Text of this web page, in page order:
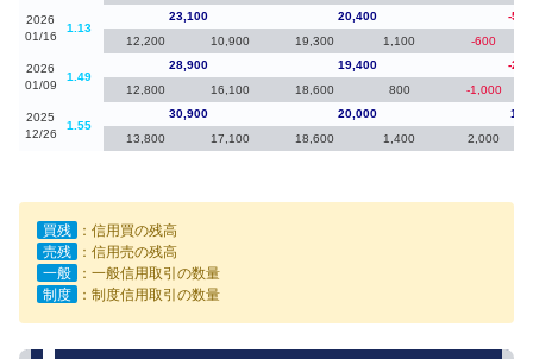
2026
01/16
1.13
23,100 20,400
-
12,200
10,900 19,300 1,100 -600
2026
01/09
1.49
28,900 19,400
-
12,800
16,100 18,600 800 -1,000
2025
12/26
1.55
30,900 20,000
13,800
17,100 18,600 1,400 2,000
買残
：信用買の残高
売残
：信用売の残高
一般
：一般信用取引の数量
制度
：制度信用取引の数量